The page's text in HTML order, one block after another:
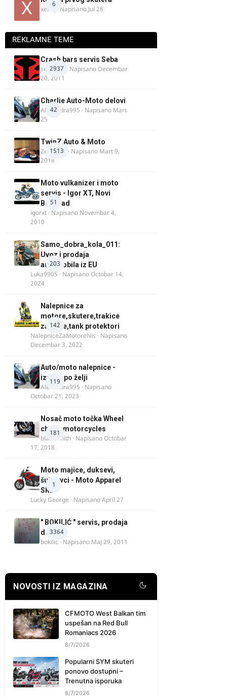
6
xertq · Napisano Jul 28
REKLAMNE TEME
2937
Crash bars servis Seba
seba011 · Napisano Decembar
20, 2011
42
Charlie Auto-Moto delovi
Alexandra995 · Napisano Mart
25
1513
TwinZ Auto & Moto
Zeljkamp · Napisano Mart 9,
2018
51
Moto vulkanizer i moto
servis - Igor XT, Novi
Beograd
igorxt · Napisano Novembar 4,
2010
203
Samo_dobra_kola_011:
Uvoz i prodaja
automobila iz EU
Luka9905 · NapisanoOctobar 14,
2024
142
Nalepnice za
motore,skutere,trakice
za felne,tank protektori
NalepniceZaMotoreNis · Napisano
Decembar 3, 2022
119
Auto/moto nalepnice -
izrada po želji
Alexandra995 · Napisano
Octobar 21, 2023
181
Nosač moto točka Wheel
chock motorcycles
blacksmith · NapisanoOctobar
17, 2018
1
Moto majice, duksevi,
šuškavci - Moto Apparel
SRB
Lucky George · NapisanoApril 27
3364
" BOKILIĆ " servis, prodaja
delova
bokilic · Napisano Maj 29, 2011
NOVOSTI IZ MAGAZINA
CFMOTO West Balkan tim
uspešan na Red Bull
Romaniacs 2026
8/7/2026
Popularni SYM skuteri
ponovo dostupni –
Trenutna isporuka
8/7/2026